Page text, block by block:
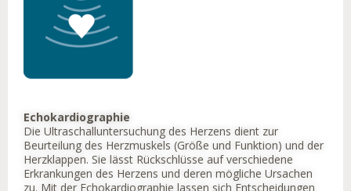
Echokardiographie
Die Ultraschalluntersuchung des Herzens dient zur
Beurteilung des Herzmuskels (Größe und Funktion) und der
Herzklappen. Sie lässt Rückschlüsse auf verschiedene
Erkrankungen des Herzens und deren mögliche Ursachen
zu. Mit der Echokardiographie lassen sich Entscheidungen